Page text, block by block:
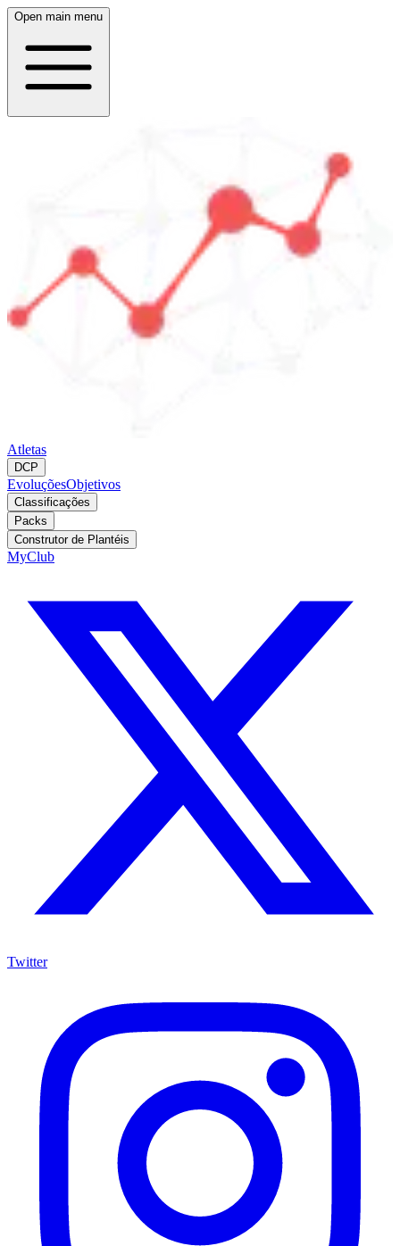
Open main menu
Atletas
DCP
EvoluçõesObjetivos
Classificações
Packs
Construtor de Plantéis
MyClub
Twitter